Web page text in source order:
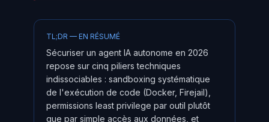
TL;DR — EN RÉSUMÉ
Sécuriser un agent IA autonome en 2026
repose sur cinq piliers techniques
indissociables : sandboxing systématique
de l'exécution de code (Docker, Firejail),
permissions least privilege par outil plutôt
que par simple accès aux données, et